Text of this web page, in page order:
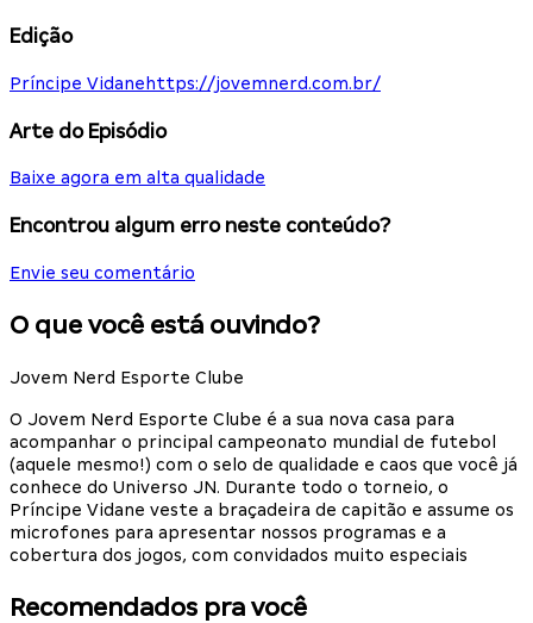
Edição
Príncipe Vidane https://jovemnerd.com.br/
Arte do Episódio
Baixe agora em alta qualidade
Encontrou algum erro neste conteúdo?
Envie seu comentário
O que você está ouvindo?
Jovem Nerd Esporte Clube
O Jovem Nerd Esporte Clube é a sua nova casa para
acompanhar o principal campeonato mundial de futebol
(aquele mesmo!) com o selo de qualidade e caos que você já
conhece do Universo JN. Durante todo o torneio, o
Príncipe Vidane veste a braçadeira de capitão e assume os
microfones para apresentar nossos programas e a
cobertura dos jogos, com convidados muito especiais
Recomendados pra você